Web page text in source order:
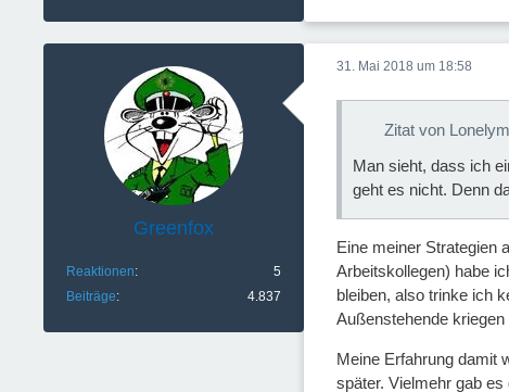
Greenfox
Reaktionen
5
Beiträge
4.837
31. Mai 2018 um 18:58
Zitat von
Man sieht, dass ich
geht es nicht. Denn
Eine meiner Strategien
Arbeitskollegen) habe
bleiben, also trinke ich
Außenstehende
Meine Erfahrung damit
später. Vielmehr gab